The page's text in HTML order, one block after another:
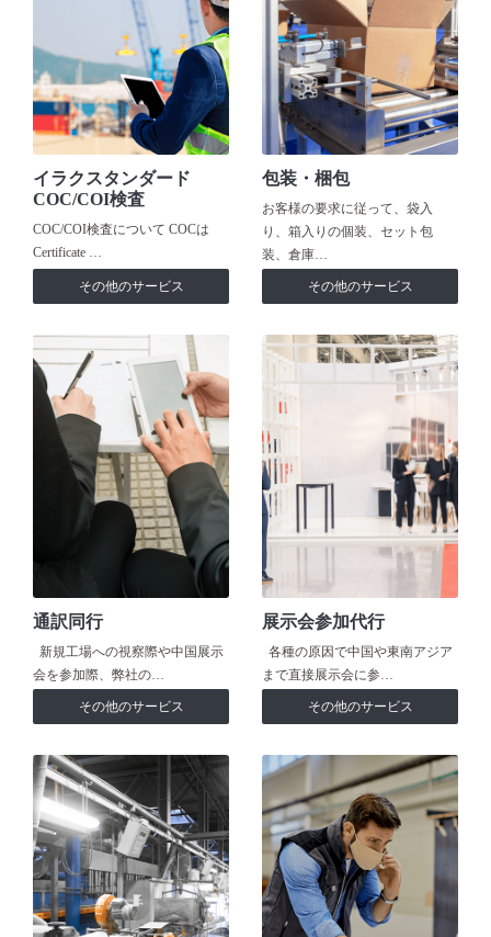
イラクスタンダード
COC/COI検査
COC/COI検査について COCは
Certificate …
その他のサービス
包装・梱包
お客様の要求に従って、袋入
り、箱入りの個装、セット包
装、倉庫…
その他のサービス
通訳同行
新規工場への視察際や中国展示
会を参加際、弊社の…
その他のサービス
展示会参加代行
各種の原因で中国や東南アジア
まで直接展示会に参…
その他のサービス